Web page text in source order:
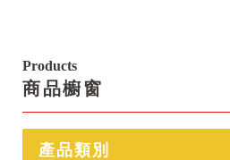
Products
商品櫥窗
產品類別